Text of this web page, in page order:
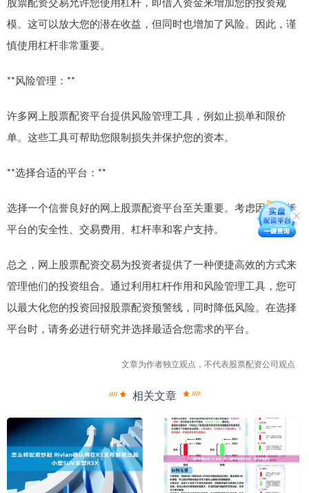
模。这可以放大您的潜在收益，但同时也增加了风险。因此，谨
慎使用杠杆非常重要。
**风险管理：**
许多网上股票配资平台提供风险管理工具，例如止损单和限价
单。这些工具可帮助您限制损失并保护您的资本。
**选择合适的平台：**
选择一个信誉良好的网上股票配资平台至关重要。考虑因素包括
平台的安全性、交易费用、杠杆率和客户支持。
总之，网上股票配资交易为投资者提供了一种便捷高效的方式来
管理他们的投资组合。通过利用杠杆作用和风险管理工具，您可
以最大化您的投资回报股票配资预警线，同时降低风险。在选择
平台时，请务必进行研究并选择最适合您需求的平台。
文章为作者独立观点，不代表股票配资公司观点
相关文章